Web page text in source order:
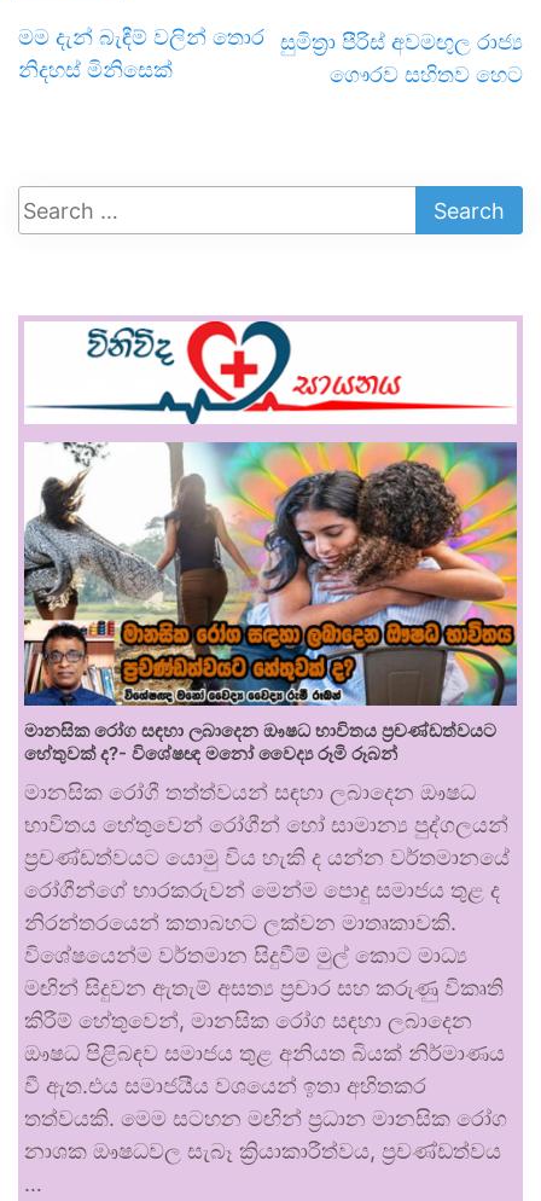
මම දැන් බැඳීම් වලින් තොර
නිදහස් මිනිසෙක්
සුමිත‍්‍රා පීරිස් අවමඟුල රාජ්‍ය
ගෞරව සහිතව හෙට
මානසික රෝග සඳහා ලබාදෙන ඖෂධ භාවිතය ප්‍රචණ්ඩත්වයට
හේතුවක් ද?- විශේෂඥ මනෝ වෛද්‍ය රූමි රූබන්
මානසික රෝගී තත්ත්වයන් සඳහා ලබාදෙන ඖෂධ
භාවිතය හේතුවෙන් රෝගීන් හෝ සාමාන්‍ය පුද්ගලයන්
ප්‍රචණ්ඩත්වයට යොමු විය හැකි ද යන්න වර්තමානයේ
රෝගීන්ගේ භාරකරුවන් මෙන්ම පොදු සමාජය තුළ ද
නිරන්තරයෙන් කතාබහට ලක්වන මාතෘකාවකි.
විශේෂයෙන්ම වර්තමාන සිදුවීම් මුල් කොට මාධ්‍ය
මඟින් සිදුවන ඇතැම් අසත්‍ය ප්‍රචාර සහ කරුණු විකෘති
කිරීම් හේතුවෙන්, මානසික රෝග සඳහා ලබාදෙන
ඖෂධ පිළිබඳව සමාජය තුළ අනියත බියක් නිර්මාණය
වී ඇත.එය සමාජයීය වශයෙන් ඉතා අහිතකර
තත්වයකි. මෙම සටහන මඟින් ප්‍රධාන මානසික රෝග
නාශක ඖෂධවල සැබෑ ක්‍රියාකාරීත්වය, ප්‍රචණ්ඩත්වය
…